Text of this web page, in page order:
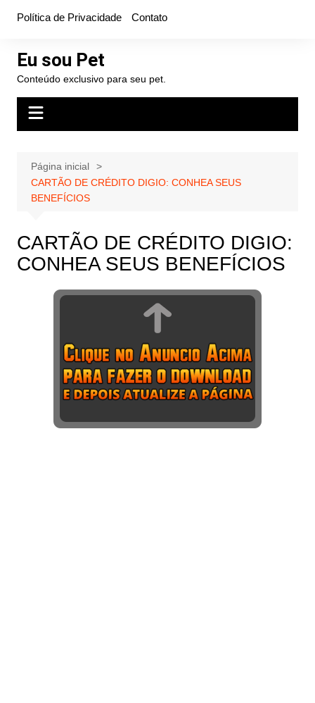
conteúdo
Política de Privacidade Contato
Eu sou Pet
Conteúdo exclusivo para seu pet.
Página inicial
CARTÃO DE CRÉDITO DIGIO: CONHEA SEUS
BENEFÍCIOS
CARTÃO DE CRÉDITO DIGIO:
CONHEA SEUS BENEFÍCIOS